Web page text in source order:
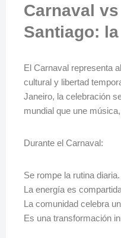
Carnaval
Santiago:
El Carnaval representa
cultural y libertad
Janeiro, la celebración
mundial que une
Durante el Carnaval:
Se rompe la rutina diaria.
La energía es
La comunidad celebra
Es una transformación